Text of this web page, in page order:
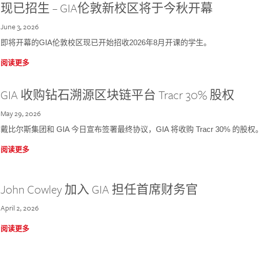
现已招生 – GIA伦敦新校区将于今秋开幕
June 3, 2026
即将开幕的GIA伦敦校区现已开始招收2026年8月开课的学生。
阅读更多
GIA 收购钻石溯源区块链平台 Tracr 30% 股权
May 29, 2026
戴比尔斯集团和 GIA 今日宣布签署最终协议，GIA 将收购 Tracr 30% 的股权。
阅读更多
John Cowley 加入 GIA 担任首席财务官
April 2, 2026
阅读更多